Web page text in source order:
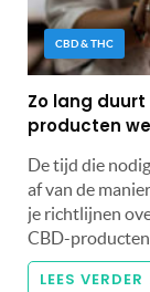
CBD & THC
Zo lang duurt
producten
De tijd die
af van de
je richtlijnen
CBD-
LEES VERDER